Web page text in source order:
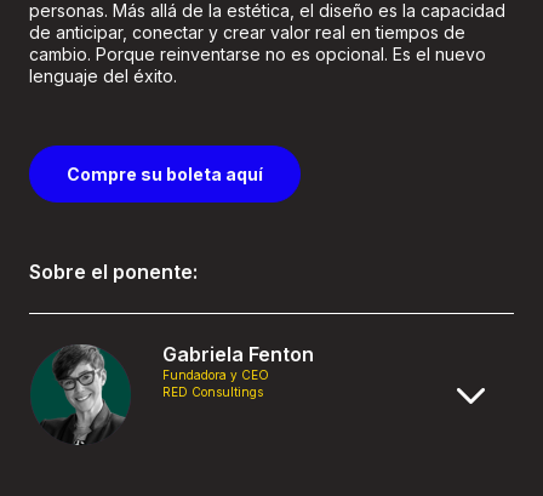
personas. Más allá de la estética, el diseño es la capacidad
de anticipar, conectar y crear valor real en tiempos de
cambio. Porque reinventarse no es opcional. Es el nuevo
lenguaje del éxito.
Compre su boleta aquí
Sobre el ponente:
Gabriela Fenton
Fundadora y CEO
RED Consultings